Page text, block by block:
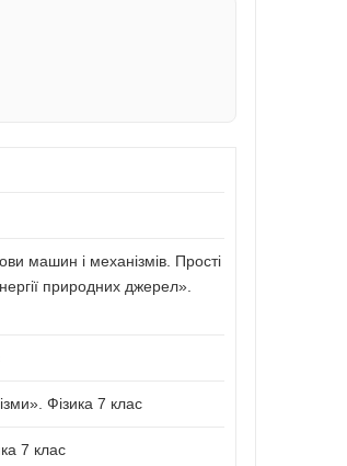
машин і механізмів. Прості
природних джерел».
Фізика 7 клас
7 клас